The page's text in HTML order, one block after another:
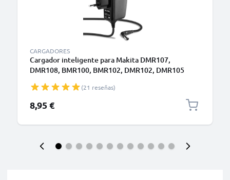
CARGADORES
Cargador inteligente para Makita DMR107,
DMR108, BMR100, BMR102, DMR102, DMR105
(21 reseñas)
8,95 €